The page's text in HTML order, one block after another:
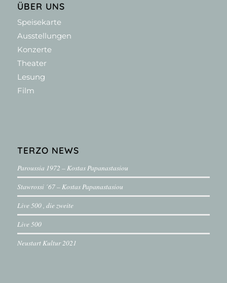
ÜBER UNS
Speisekarte
Ausstellungen
Konzerte
Theater
Lesung
Film
TERZO NEWS
Paroussia 1972 – Kostas Papanastasiou
Stawrossi ´67 – Kostas Papanastasiou
Live 500 , die zweite
Live 500
Neustart Kultur 2021